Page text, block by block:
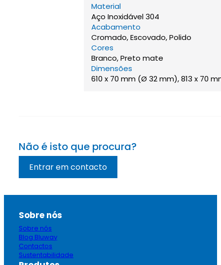
Material
Aço Inoxidável 304
Acabamento
Cromado, Escovado, Polido
Cores
Branco, Preto mate
Dimensões
610 x 70 mm (Ø 32 mm), 813 x 70
Não é isto que procura?
Entrar em contacto
Sobre nós
Sobre nós
Blog Bluway
Contactos
Sustentabilidade